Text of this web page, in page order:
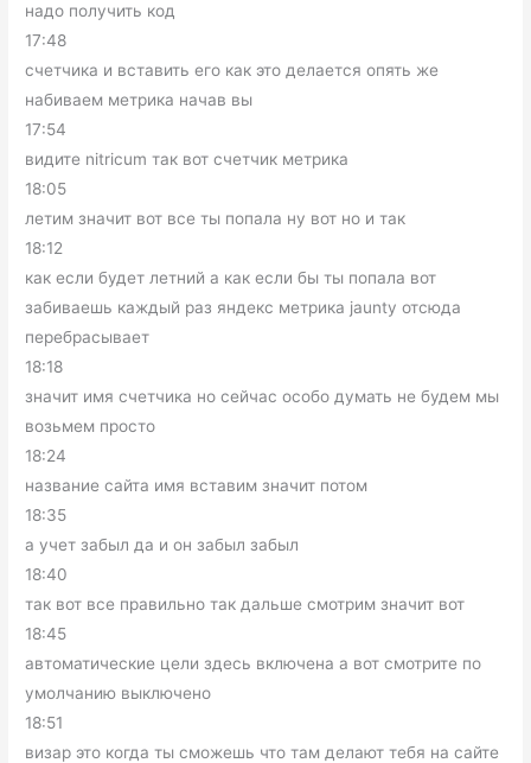
надо получить код
17:48
счетчика и вставить его как это делается опять же
набиваем метрика начав вы
17:54
видите nitricum так вот счетчик метрика
18:05
летим значит вот все ты попала ну вот но и так
18:12
как если будет летний а как если бы ты попала вот
забиваешь каждый раз яндекс метрика jaunty отсюда
перебрасывает
18:18
значит имя счетчика но сейчас особо думать не будем мы
возьмем просто
18:24
название сайта имя вставим значит потом
18:35
а учет забыл да и он забыл забыл
18:40
так вот все правильно так дальше смотрим значит вот
18:45
автоматические цели здесь включена а вот смотрите по
умолчанию выключено
18:51
визар это когда ты сможешь что там делают тебя на сайте